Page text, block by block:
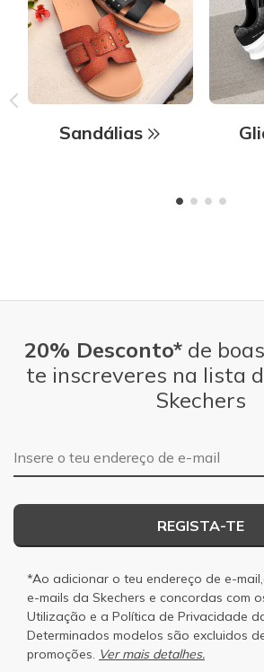
Sandálias
20% Desconto*de
te inscreveres na lista
Skechers
Endereço de e-mail
REGISTA-TE
*Ao adicionar o teu endereço de e-
e-mails da Skechers e concordas com
Utilização e a Política de Privacidade
Determinados modelos são excluidos
promoções. Ver mais detalhes.